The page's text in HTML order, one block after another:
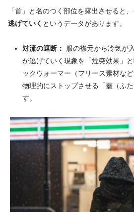
「首」と名のつく部位を露出させると
逃げていく というデータがあります。
対流の遮断：
服の襟元から冷気が
が逃げていく現象を「煙突効果」
ックウォーマー（フリース素材な
物理的にストップさせる「蓋（ふ
す。